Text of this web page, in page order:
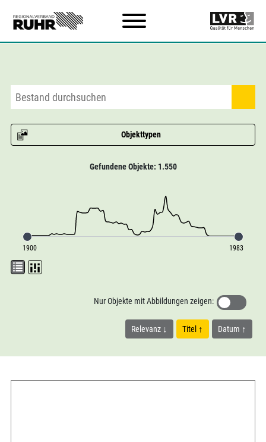
Objekttypen
Gefundene Objekte: 1.550
1900 1983
Relevanz Titel Datum
Nur Objekte mit Abbildungen zeigen: